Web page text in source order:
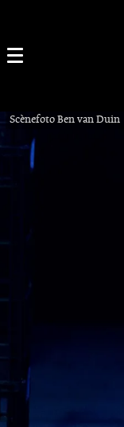
Menu
Scènefoto Ben van Duin